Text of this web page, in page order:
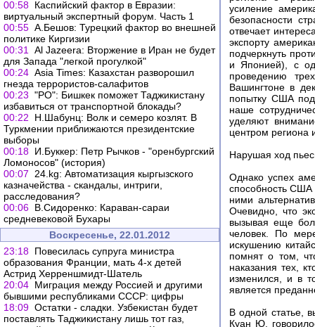
00:58 Каспийский фактор в Евразии:
виртуальный экспертный форум. Часть 1
00:55 А.Бешов: Турецкий фактор во внешней
политике Киргизии
00:31
Al Jazeera: Вторжение в Иран не будет
для Запада "легкой прогулкой"
00:24 Asia Times: Казахстан разворошил
гнезда террористов-салафитов
00:23 "РО": Бишкек поможет Таджикистану
избавиться от транспортной блокады?
00:22
Н.Шабунц: Волк и семеро козлят. В
Туркмении приближаются президентские
выборы
00:18 И.Буккер: Петр Рычков - "оренбургский
Ломоносов" (история)
00:07
24.kg: Автоматизация кыргызского
казначейства - скандалы, интриги,
расследования?
00:06 В.Сидоренко: Караван-сараи
средневековой Бухары
Воскресенье, 22.01.2012
23:18 Повесилась супруга министра
образования Франции, мать 4-х детей
Астрид Херреншмидт-Шатель
20:04 Миграция между Россией и другими
бывшими республиками СССР: цифры
18:09 Остатки - сладки. Узбекистан будет
поставлять Таджикистану лишь тот газ,
усиление
безопасности
отвечает
экспорту
подчеркнуть
и Японией), с
проведению
Вашингтоне в
попытку США
наше
уделяют
центром региона
Нарушая ход
Однако успех
способность США
ними
Очевидно, что
вызывая еще
человек. По
искушению
помнят о том,
наказания тех,
изменился, и в
является
В одной статье,
Куан Ю,